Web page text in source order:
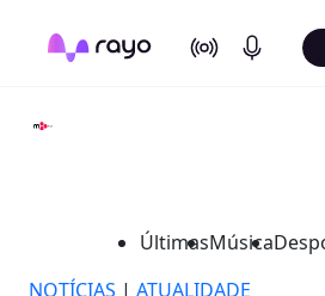
On Air Podcasts
ÚltimasMúsica
NOTÍCIAS | ATUALIDADE